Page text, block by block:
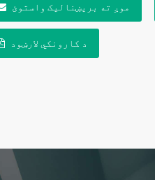
موږ ته بریښنالیک واستوئ
د کارونکي لارښود